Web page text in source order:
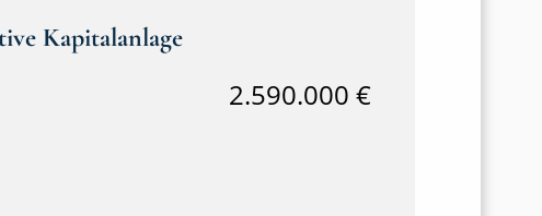
Kapitalanlage
2.590.000 €